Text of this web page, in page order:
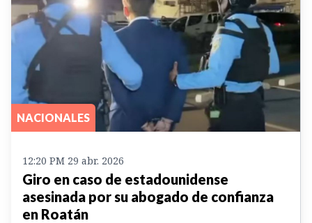
NACIONALES
12:20 PM 29 abr. 2026
Giro en caso de estadounidense
asesinada por su abogado de confianza
en Roatán